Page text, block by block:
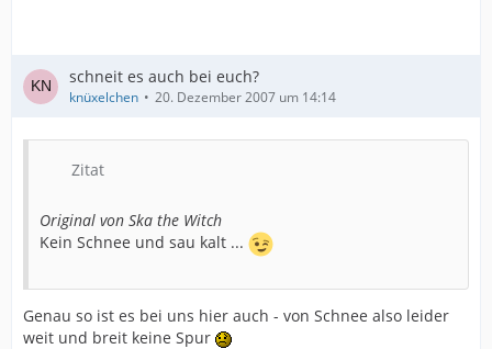
schneit es auch bei euch?
knüxelchen 20. Dezember 2007 um 14:14
Zitat
Original von Ska the Witch
Kein Schnee und sau kalt ...
Genau so ist es bei uns hier auch - von Schnee also leider
weit und breit keine Spur